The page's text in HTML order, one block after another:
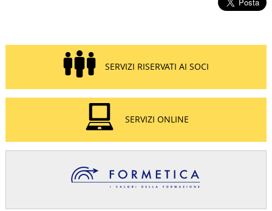
SERVIZI RISERVATI AI SOCI
SERVIZI ONLINE